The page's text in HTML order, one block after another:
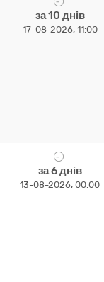
за 10 днів
17-08-2026, 11:00
за 6 днів
13-08-2026, 00:00